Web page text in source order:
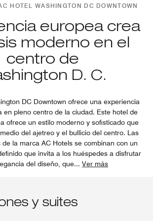
HOTEL WASHINGTON DC DOWNTOWN
europea crea
moderno en el
centro de
D. C.
DC Downtown ofrece una experiencia
en pleno centro de la ciudad. Este hotel de
ofrece un estilo moderno y sofisticado que
del ajetreo y el bullicio del centro. Las
de la marca AC Hotels se combinan con un
que invita a los huéspedes a disfrutar
del diseño, que... Ver más
y suites